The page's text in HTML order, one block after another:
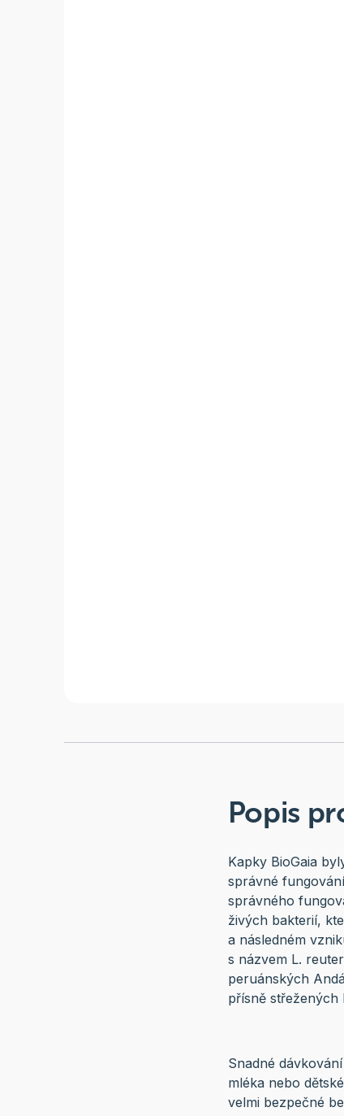
Popis
Kapky BioGaia
správné
správného
živých bakterií,
a následném
s názvem L.
peruánských
přísně
Snadné
mléka nebo
velmi bezpečné